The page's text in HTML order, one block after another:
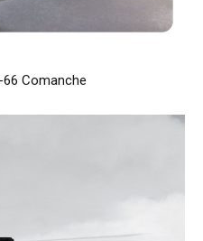
66 Comanche